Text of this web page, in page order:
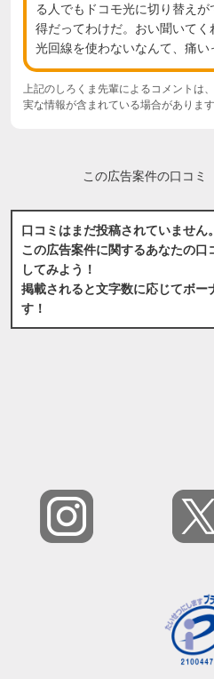
る人でもドコモ光に切り替え
得だってわけだ。おい聞いて
光回線を使わないなんて、痛い
上記のしろくま先輩によるコメントは
実な情報が含まれている場合があります
この広告案件の口コミ
口コミはまだ投稿されていません。
この広告案件に関するあなたの
してみよう！
掲載されると文字数に応じてボー
す！